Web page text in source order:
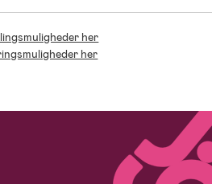
her
her